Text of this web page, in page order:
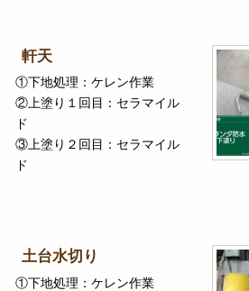
軒天
①下地処理：ケレン作業
②上塗り１回目：セラマイル
ド
③上塗り２回目：セラマイル
ド
土台水切り
①下地処理：ケレン作業